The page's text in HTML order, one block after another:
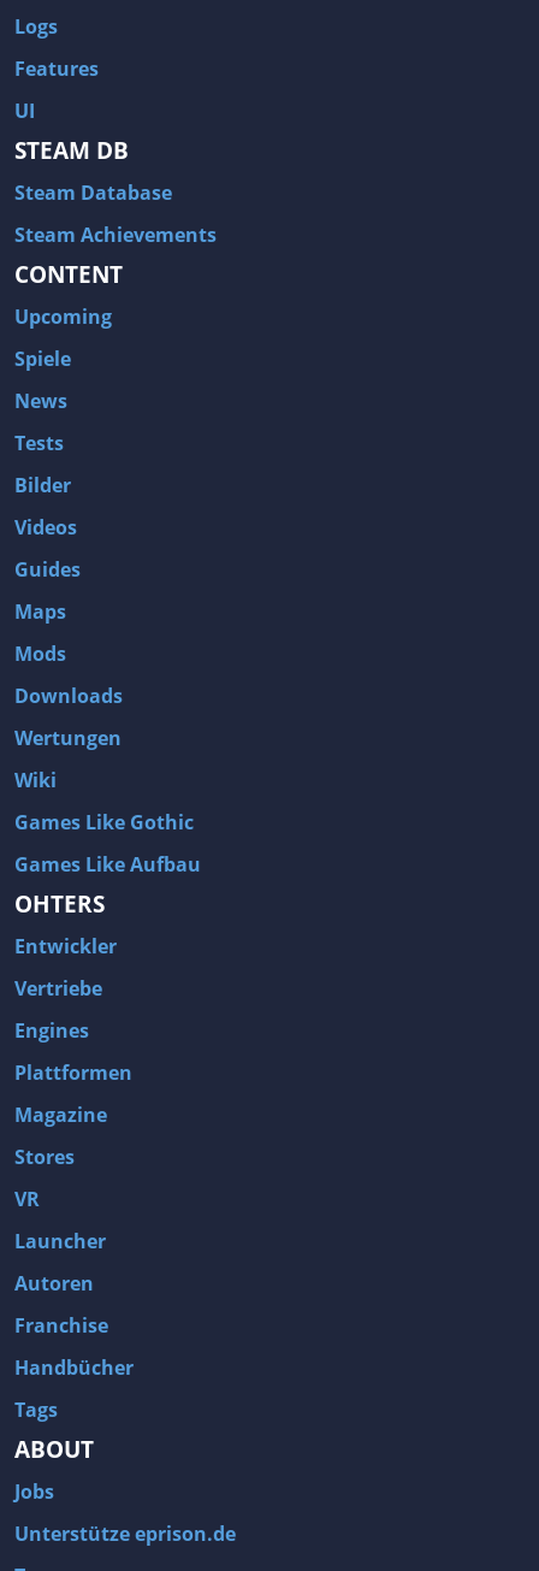
Logs
Features
UI
STEAM DB
Steam Database
Steam Achievements
CONTENT
Upcoming
Spiele
News
Tests
Bilder
Videos
Guides
Maps
Mods
Downloads
Wertungen
Wiki
Games Like Gothic
Games Like Aufbau
OHTERS
Entwickler
Vertriebe
Engines
Plattformen
Magazine
Stores
VR
Launcher
Autoren
Franchise
Handbücher
Tags
ABOUT
Jobs
Unterstütze eprison.de